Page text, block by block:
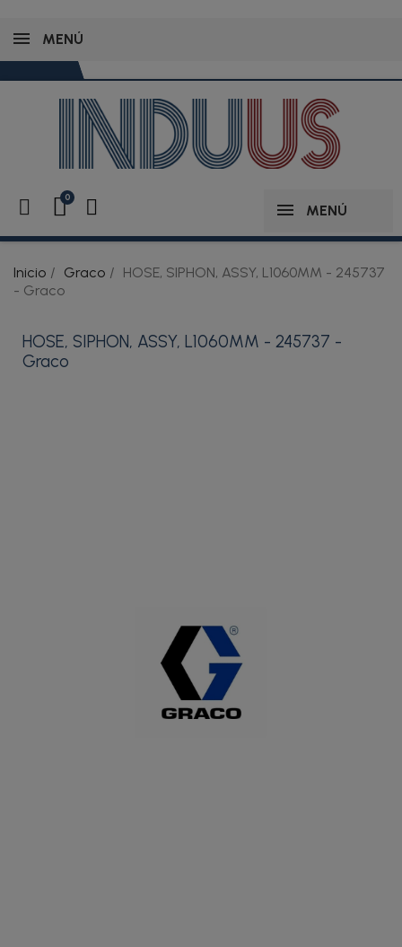
MENÚ
MENÚ
Inicio Graco
HOSE, SIPHON, ASSY, L1060MM - 245737
- Graco
HOSE, SIPHON, ASSY, L1060MM - 245737 -
Graco